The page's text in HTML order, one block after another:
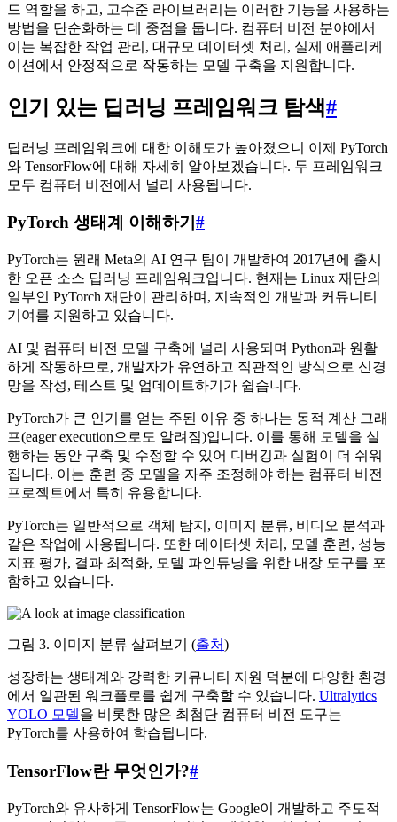
드 역할을 하고, 고수준 라이브러리는 이러한 기능을 사용하는
방법을 단순화하는 데 중점을 둡니다. 컴퓨터 비전 분야에서
이는 복잡한 작업 관리, 대규모 데이터셋 처리, 실제 애플리케
이션에서 안정적으로 작동하는 모델 구축을 지원합니다.
인기 있는 딥러닝 프레임워크 탐색#
딥러닝 프레임워크에 대한 이해도가 높아졌으니 이제 PyTorch
와 TensorFlow에 대해 자세히 알아보겠습니다. 두 프레임워크
모두 컴퓨터 비전에서 널리 사용됩니다.
PyTorch 생태계 이해하기 #
PyTorch는 원래 Meta의 AI 연구 팀이 개발하여 2017년에 출시
한 오픈 소스 딥러닝 프레임워크입니다. 현재는 Linux 재단의
일부인 PyTorch 재단이 관리하며, 지속적인 개발과 커뮤니티
기여를 지원하고 있습니다.
AI 및 컴퓨터 비전 모델 구축에 널리 사용되며 Python과 원활
하게 작동하므로, 개발자가 유연하고 직관적인 방식으로 신경
망을 작성, 테스트 및 업데이트하기가 쉽습니다.
PyTorch가 큰 인기를 얻는 주된 이유 중 하나는 동적 계산 그래
프(eager execution으로도 알려짐)입니다. 이를 통해 모델을 실
행하는 동안 구축 및 수정할 수 있어 디버깅과 실험이 더 쉬워
집니다. 이는 훈련 중 모델을 자주 조정해야 하는 컴퓨터 비전
프로젝트에서 특히 유용합니다.
PyTorch는 일반적으로 객체 탐지, 이미지 분류, 비디오 분석과
같은 작업에 사용됩니다. 또한 데이터셋 처리, 모델 훈련, 성능
지표 평가, 결과 최적화, 모델 파인튜닝을 위한 내장 도구를 포
함하고 있습니다.
그림 3. 이미지 분류 살펴보기 (출처)
성장하는 생태계와 강력한 커뮤니티 지원 덕분에 다양한 환경
에서 일관된 워크플로를 쉽게 구축할 수 있습니다. Ultralytics
YOLO 모델을 비롯한 많은 최첨단 컴퓨터 비전 도구는
PyTorch를 사용하여 학습됩니다.
TensorFlow란 무엇인가?#
PyTorch와 유사하게 TensorFlow는 Google이 개발하고 주도적